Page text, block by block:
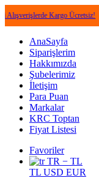
Kargo Ücretsiz! •
AnaSayfa
Siparişlerim
Hakkımızda
Şubelerimiz
İletişim
Para Puan
Markalar
KRC Toptan
Fiyat Listesi
Favoriler
TR − TL
TL USD EUR